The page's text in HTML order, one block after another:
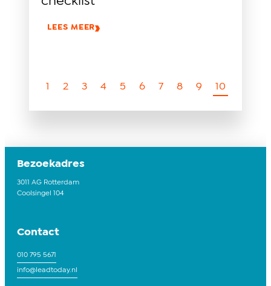
LEES MEER
1 2 3 4 5 6 7 8 9 10
Bezoekadres
3011 AG Rotterdam
Coolsingel 104
Contact
010 795 5671
info@leadtoday.nl